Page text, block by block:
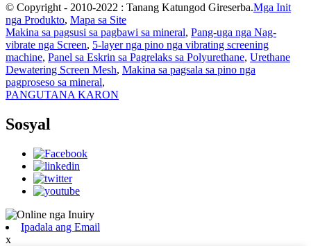
© Copyright - 2010-2022 : Tanang Katungod Gireserba.Mga Init
nga Produkto, Mapa sa Site
Makina sa pagsusi sa pagbawi sa mineral, Pang-uga nga Nag-
vibrate nga Screen, 5-layer nga pino nga vibrating screening
machine, Panel sa Eskrin sa Pagrelaks sa Polyurethane, Urethane
Dewatering Screen Mesh, Makina sa pagsala sa pino nga
pagproseso sa mineral,
PANGUTANA KARON
Sosyal
Ipadala ang Email
x